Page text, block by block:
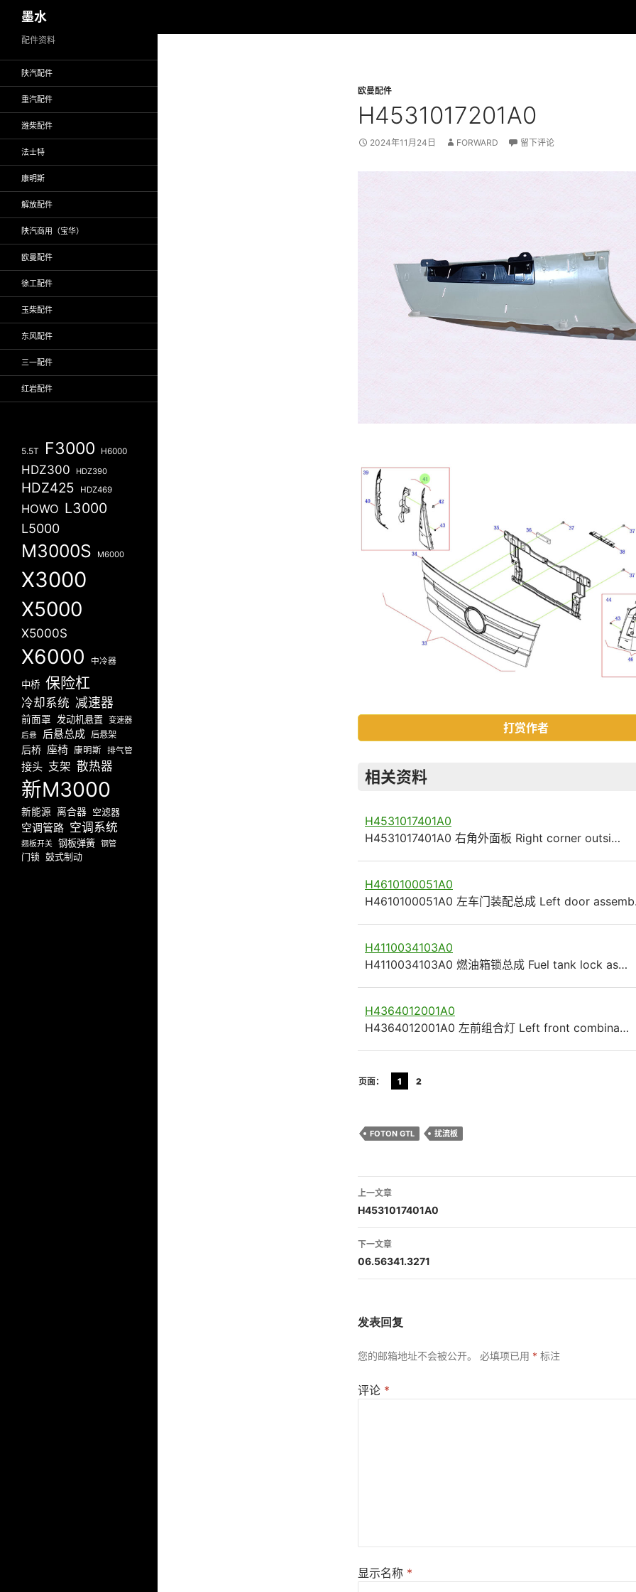
至
墨水
欧曼配件
H4531017201A0
2024年11月24日 FORWARD 留下评论
打赏作者
相关资料
H4531017401A0
H4531017401A0 右角外面板 Right corner outsi…
H4610100051A0
H4610100051A0 左车门装配总成 Left door
H4110034103A0
H4110034103A0 燃油箱锁总成 Fuel tank lock as…
H4364012001A0
H4364012001A0 左前组合灯 Left front combina…
页面： 1 2
FOTON GTL 扰流板
文
章
导
航
上一文章
H4531017401A0
下一文章
06.56341.3271
发表回复
您的邮箱地址不会被公开。 必填项已用 * 标注
评论 *
显示名称 *
配件资料
陕汽配件
重汽配件
潍柴配件
法士特
康明斯
解放配件
陕汽商用（宝华）
欧曼配件
徐工配件
玉柴配件
东风配件
三一配件
红岩配件
5.5T F3000 H6000
HDZ300 HDZ390
HDZ425 HDZ469
HOWO L3000
L5000
M3000S M6000
X3000
X5000
X5000S
X6000 中冷器
中桥 保险杠
冷却系统 减速器
前面罩 发动机悬置 变速器
后悬 后悬总成 后悬架
后桥 座椅 康明斯 排气管
接头 支架 散热器
新M3000
新能源 离合器 空滤器
空调管路 空调系统
翘板开关 钢板弹簧 钢管
门锁 鼓式制动